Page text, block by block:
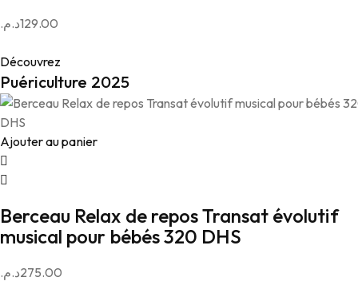
129.00د.م.
Découvrez
Puériculture 2025
Ajouter au panier
Berceau Relax de repos Transat évolutif
musical pour bébés 320 DHS
275.00د.م.